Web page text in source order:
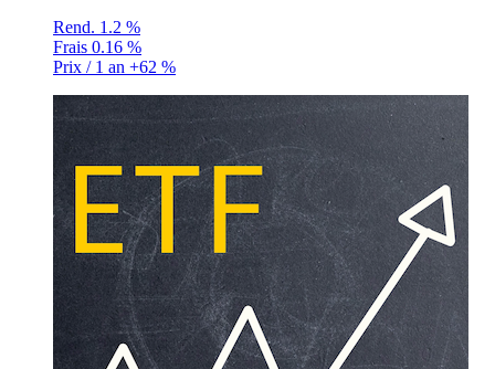
Rend. 1.2 %
Frais 0.16 %
Prix / 1 an +62 %